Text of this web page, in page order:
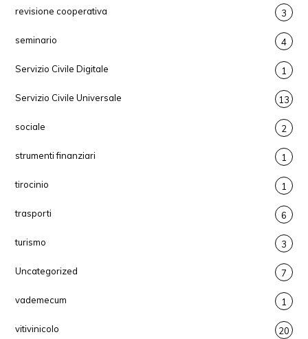
revisione cooperativa 3
seminario 4
Servizio Civile Digitale 1
Servizio Civile Universale 13
sociale 2
strumenti finanziari 1
tirocinio 1
trasporti 6
turismo 3
Uncategorized 7
vademecum 1
vitivinicolo 20